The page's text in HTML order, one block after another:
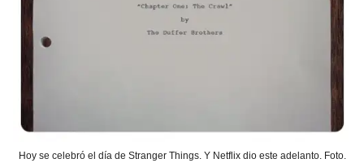
Hoy se celebró el día de Stranger Things. Y Netflix dio este adelanto. Foto.